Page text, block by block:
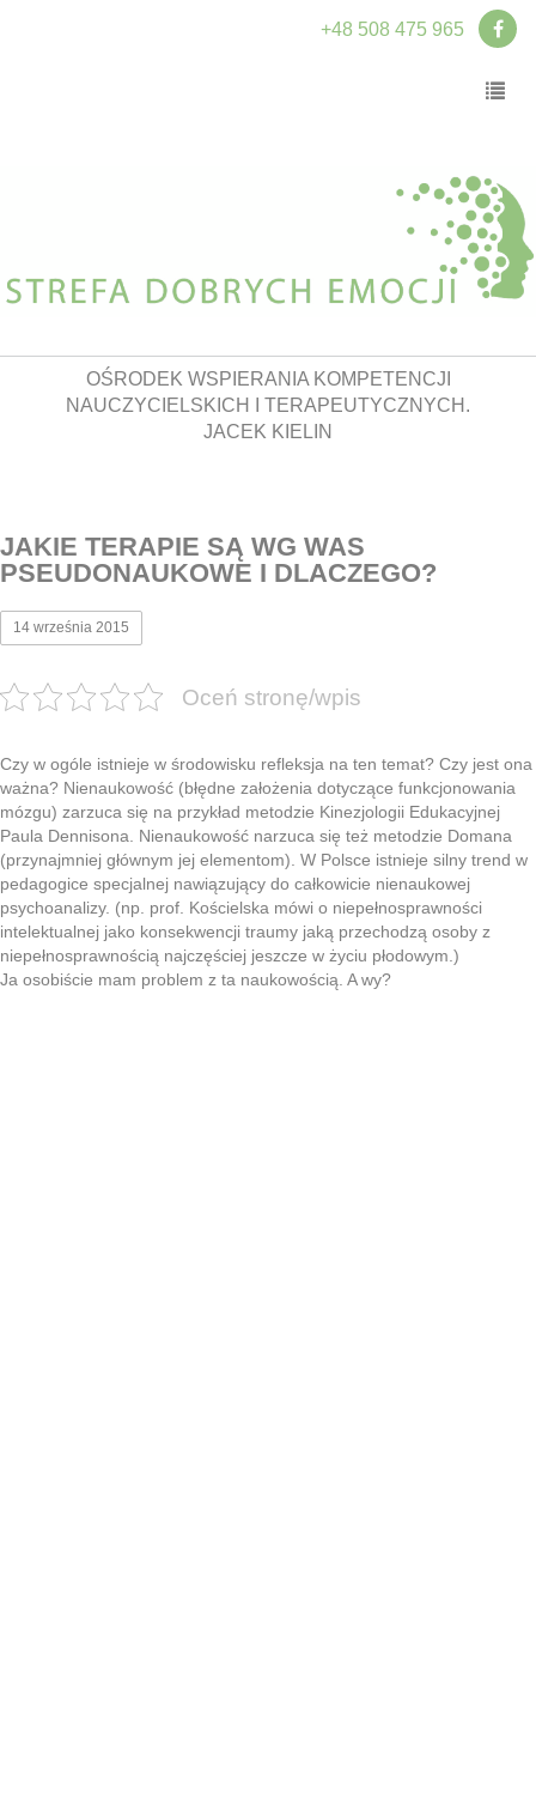
+48 508 475 965
OŚRODEK WSPIERANIA KOMPETENCJI
NAUCZYCIELSKICH I TERAPEUTYCZNYCH.
JACEK KIELIN
JAKIE TERAPIE SĄ WG WAS
PSEUDONAUKOWE I DLACZEGO?
14 września 2015
Oceń stronę/wpis
Czy w ogóle istnieje w środowisku refleksja na ten temat? Czy jest ona
ważna? Nienaukowość (błędne założenia dotyczące funkcjonowania
mózgu) zarzuca się na przykład metodzie Kinezjologii Edukacyjnej
Paula Dennisona. Nienaukowość narzuca się też metodzie Domana
(przynajmniej głównym jej elementom). W Polsce istnieje silny trend w
pedagogice specjalnej nawiązujący do całkowicie nienaukowej
psychoanalizy. (np. prof. Kościelska mówi o niepełnosprawności
intelektualnej jako konsekwencji traumy jaką przechodzą osoby z
niepełnosprawnością najczęściej jeszcze w życiu płodowym.)
Ja osobiście mam problem z ta naukowością. A wy?